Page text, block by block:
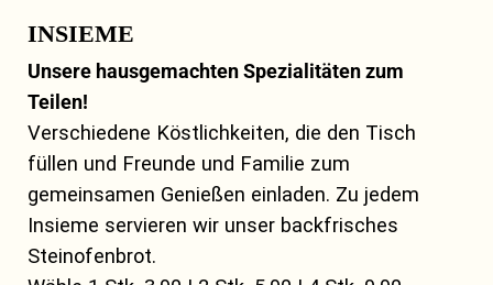
INSIEME
Unsere hausgemachten Spezialitäten zum
Teilen!
Verschiedene Köstlichkeiten, die den Tisch
füllen und Freunde und Familie zum
gemeinsamen Genießen einladen. Zu jedem
Insieme servieren wir unser backfrisches
Steinofenbrot.